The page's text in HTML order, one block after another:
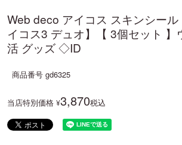
Web deco アイコス スキンシー
イコス3 デュオ】【 3個セット 】
活 グッズ ◇ID
商品番号 gd6325
当店特別価格 ¥3,870税込